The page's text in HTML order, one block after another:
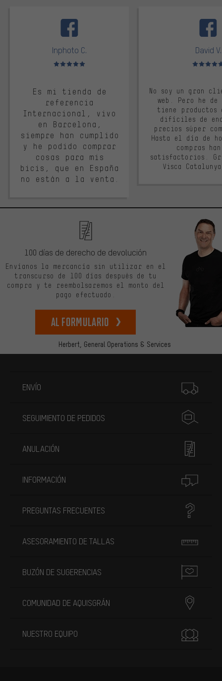
Inphoto C.
Valoración media: 5 de 5
Es mi tienda de
referencia
Internacional, vivo
en Barcelona,
siempre han cumplido
y he podido comprar
cosas para mis
bicis, que en España
no están a la venta.
David V.
Valoración
No soy un gran
web. Pero he
tiene productos
difíciles de
precios súper
Hasta el día de
compras
satisfactorios.
Visca
Herbert, General Operations & Services
100 días de derecho de devolución
Envíanos la mercancía sin utilizar en el
transcurso de 100 días después de tu
compra y te reembolsaremos el monto del
pago efectuado.
Al formulario
ENVÍO
SEGUIMIENTO DE PEDIDOS
ANULACIÓN
INFORMACIÓN
PREGUNTAS FRECUENTES
ASESORAMIENTO DE TALLAS
BUZÓN DE SUGERENCIAS
COMUNIDAD DE AQUISGRÁN
NUESTRO EQUIPO